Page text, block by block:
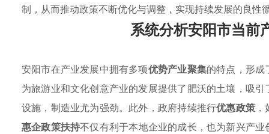
制，从而推动政策不断优化与调整，实现持续发展的良性
系统分析安阳市当前
安阳市在产业发展中拥有多项优势产业聚集的特点，形成
为旅游业和文化创意产业的发展提供了肥沃的土壤，吸
设施，制造业尤为强劲。此外，政府持续推行优惠政策
惠企政策扶持不仅有利于本地企业的成长，也为新兴产